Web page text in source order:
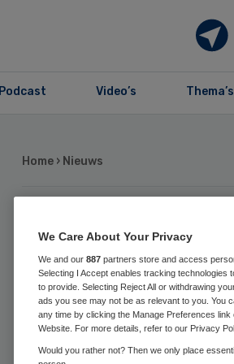
Podcast Video’s Thema’s
Home › Nieuws
over
We Care About Your Privacy
We and our 887 partners store and access
Selecting I Accept enables tracking
to provide. Selecting Reject All or withdrawing
ads you see may not be as relevant to you. You
any time by clicking the Manage Preferences
Website. For more details, refer to our Privacy
Would you rather not? Then we only place